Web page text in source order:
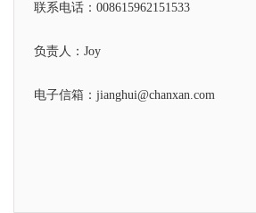
联系电话：008615962151533
负责人：Joy
电子信箱：jianghui@chanxan.com